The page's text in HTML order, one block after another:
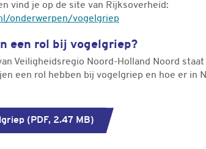
vind je op de site van Rijksoverheid:
onderwerpen/vogelgriep
een rol bij vogelgriep?
Veiligheidsregio Noord-Holland Noord
een rol hebben bij vogelgriep en hoe er in
( Download
PDF, 2.47 MB)